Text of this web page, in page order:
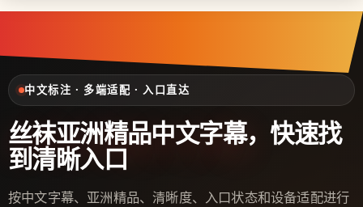
中文标注 · 多端适配 · 入口直达
丝袜亚洲精品中文字幕，快速找
到清晰入口
按中文字幕、亚洲精品、清晰度、入口状态和设备适配进行